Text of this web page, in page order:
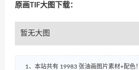
原画TIF大图下载：
暂无大图
1、本站共有 19983 张油画图片素材+配色！